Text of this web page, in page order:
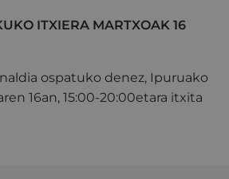
ITXIERA MARTXOAK 16
ospatuko denez, Ipuruako
16an, 15:00-20:00etara itxita